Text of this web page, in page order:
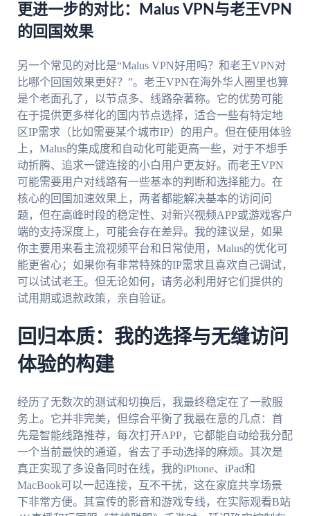
更进一步的对比：Malus VPN与老王VPN
的回国效果
另一个常见的对比是“Malus VPN好用吗？和老王VPN对
比哪个回国效果更好？”。老王VPN在海外华人圈里也算
是个老面孔了，以节点多、线路杂著称。它的优势可能
在于提供更多样化的国内节点选择，适合一些有特定地
区IP需求（比如需要某个城市IP）的用户。但在使用体验
上，Malus的集成度和自动化可能更高一些，对于不想手
动折腾、追求一键连接的小白用户更友好。而老王VPN
可能需要用户对线路有一些基本的判断和选择能力。在
核心的回国加速效果上，两者都能解决基本的访问问
题，但在高峰时段的稳定性、对新兴视频APP或游戏客户
端的支持深度上，可能会存在差异。我的建议是，如果
你主要用来看主流视频平台和日常使用，Malus的优化可
能更省心；如果你有非常特殊的IP需求且喜欢自己调试，
可以试试老王。但无论如何，请务必利用好它们提供的
试用期或退款政策，亲自验证。
回归本质：我的选择与无缝访问
体验的构建
经历了无数次的测试和切换后，我最终稳定在了一款服
务上。它并非完美，但综合平衡了我最在意的几点：首
先是智能线路推荐，每次打开APP，它都能自动给我分配
一个当前最快的通道，省去了手动选择的麻烦。其次是
真正实现了多设备同时在线，我的iPhone、iPad和
MacBook可以一起连接，互不干扰，这在家庭共享场景
下非常方便。其宣传的影音和游戏专线，在实际观看B站